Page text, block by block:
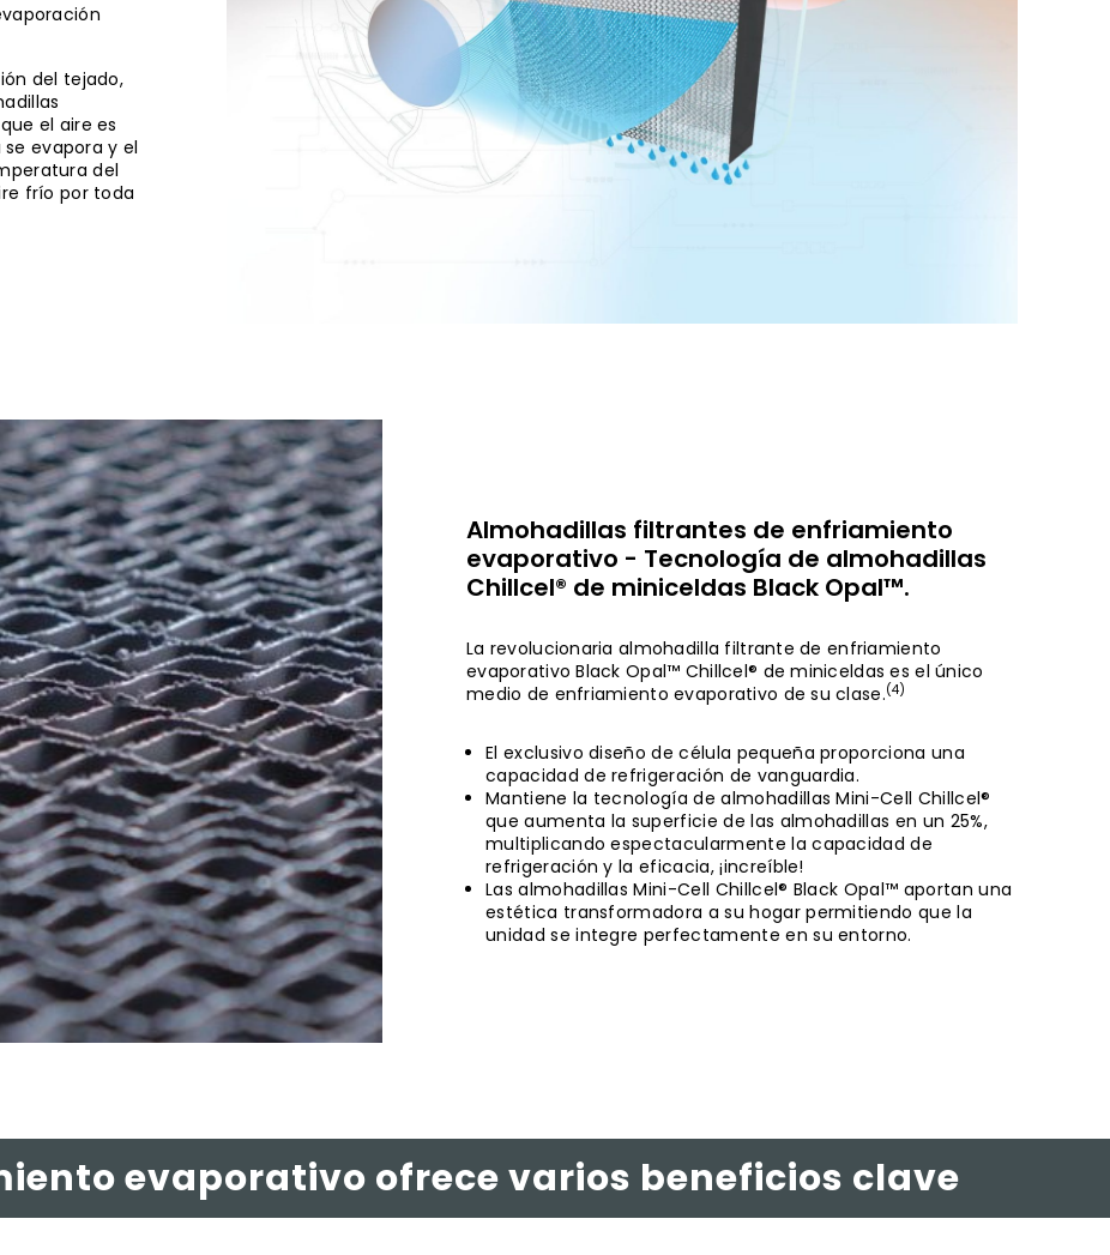
del tejado,
el aire es
evapora y el
del
frío por toda
Almohadillas filtrantes de enfriamiento
evaporativo - Tecnología de almohadillas
Chillcel® de miniceldas Black Opal™.
La revolucionaria almohadilla filtrante de enfriamiento
evaporativo Black Opal™ Chillcel® de miniceldas es el único
medio de enfriamiento evaporativo de su clase.(4)
El exclusivo diseño de célula pequeña proporciona una
capacidad de refrigeración de vanguardia.
Mantiene la tecnología de almohadillas Mini-Cell Chillcel®
que aumenta la superficie de las almohadillas en un 25%,
multiplicando espectacularmente la capacidad de
refrigeración y la eficacia, ¡increíble!
Las almohadillas Mini-Cell Chillcel® Black Opal™ aportan una
estética transformadora a su hogar permitiendo que la
unidad se integre perfectamente en su entorno.
evaporativo ofrece varios beneficios clave